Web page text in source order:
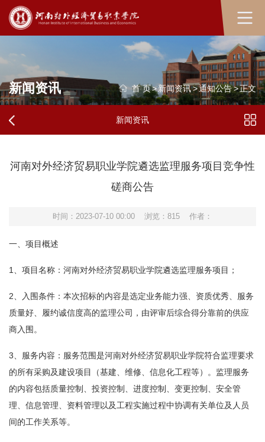
新闻资讯 首 页>新闻资讯>通知公告>正文
新闻资讯
河南对外经济贸易职业学院遴选监理服务项目竞争性
磋商公告
时间：2023-07-10 00:00 浏览： 815 作者：
一、项目概述
1、项目名称：河南对外经济贸易职业学院遴选监理服务项目；
2、入围条件：本次招标的内容是选定业务能力强、资质优秀、服务
质量好、履约诚信度高的监理公司，由评审后综合得分靠前的供应
商入围。
3、服务内容：服务范围是河南对外经济贸易职业学院符合监理要求
的所有采购及建设项目（基建、维修、信息化工程等）。监理服务
的内容包括质量控制、投资控制、进度控制、变更控制、安全管
理、信息管理、资料管理以及工程实施过程中协调有关单位及人员
间的工作关系等。